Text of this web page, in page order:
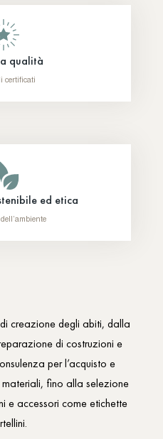
qualità
certificati
ed etica
creazione degli abiti, dalla
di costruzioni e
per l’acquisto e
materiali, fino alla selezione
e accessori come etichette